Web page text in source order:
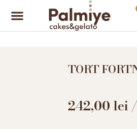
TORT
242,00 lei/